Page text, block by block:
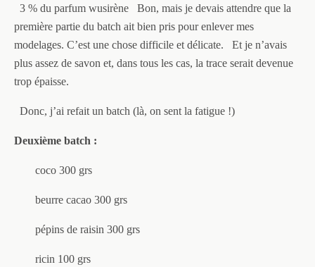
3 % du parfum wusirène
Bon, mais je devais attendre que la
première partie du batch ait bien pris pour enlever mes
modelages. C’est une chose difficile et délicate.
Et je n’avais
plus assez de savon et, dans tous les cas, la trace serait devenue
trop épaisse.
Donc, j’ai refait un batch (là, on sent la fatigue !)
Deuxième batch :
coco 300 grs
beurre cacao 300 grs
pépins de raisin 300 grs
ricin 100 grs